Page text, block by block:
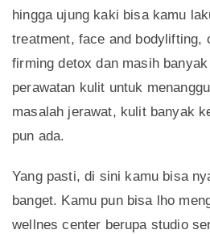
hingga ujung kaki bisa kamu
treatment, face and bodylifting,
firming detox dan masih
perawatan kulit untuk
masalah jerawat, kulit banyak
pun ada.
Yang pasti, di sini kamu bisa
banget. Kamu pun bisa lho
wellnes center berupa studio